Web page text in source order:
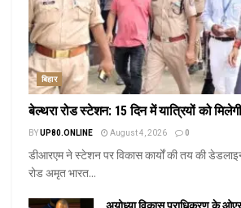
बिहार
बेल्थरा रोड स्टेशन: 15 दिन में यात्रियों को
BYUP80.ONLINE August 4, 2026 0
डीआरएम ने स्टेशन पर विकास कार्यों की तय की
रोड अमृत भारत...